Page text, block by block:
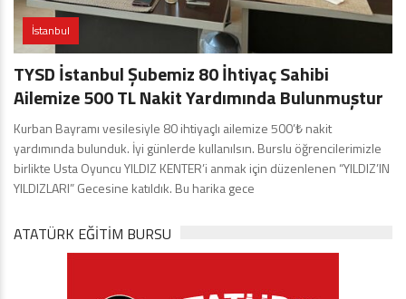
İstanbul
TYSD İstanbul Şubemiz 80 İhtiyaç Sahibi
Ailemize 500 TL Nakit Yardımında Bulunmuştur
Kurban Bayramı vesilesiyle 80 ihtiyaçlı ailemize 500’₺ nakit
yardımında bulunduk. İyi günlerde kullanılsın. Burslu öğrencilerimizle
birlikte Usta Oyuncu YILDIZ KENTER’i anmak için düzenlenen “YILDIZ’IN
YILDIZLARI” Gecesine katıldık. Bu harika gece
ATATÜRK EĞITIM BURSU